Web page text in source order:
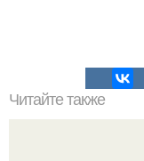
Читайте также